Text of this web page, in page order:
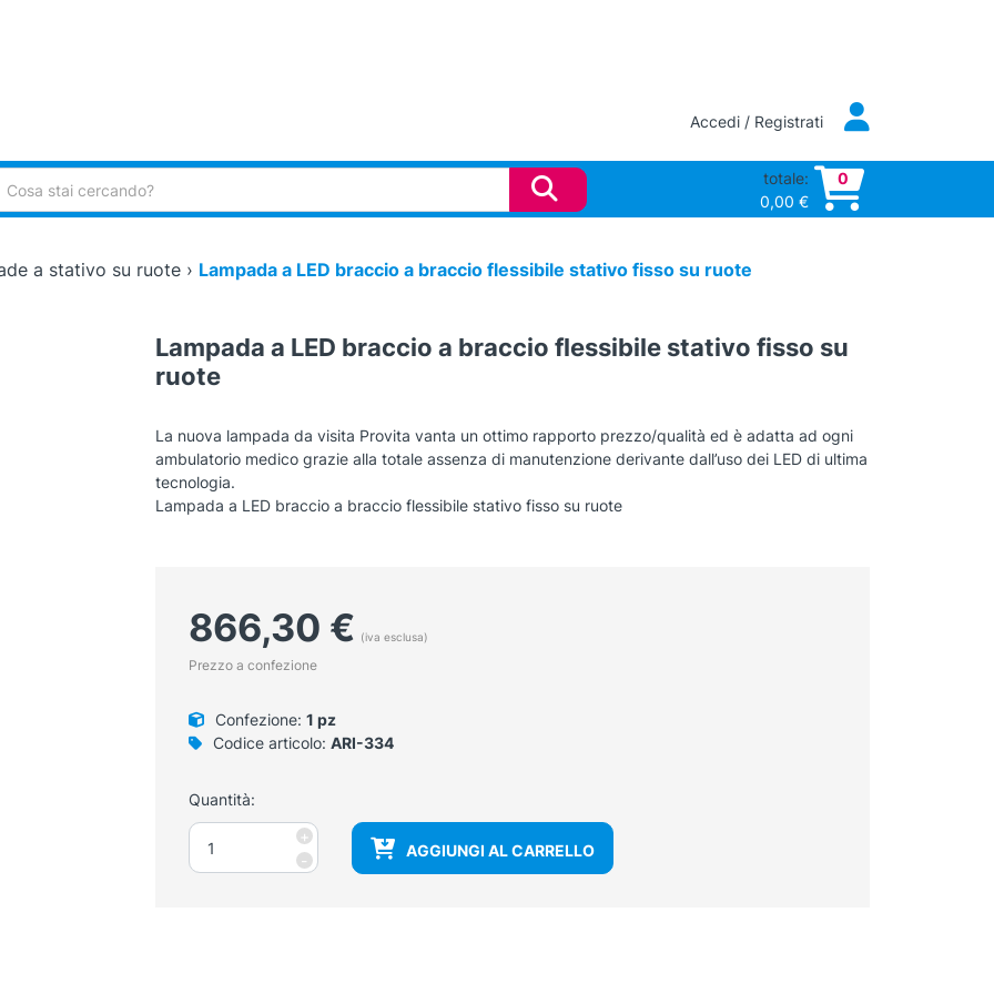
Accedi / Registrati
totale:
0,00 €
0
a stativo su ruote› Lampada a LED braccio a braccio flessibile stativo fisso su ruote
Lampada a LED braccio a braccio flessibile stativo fisso su
ruote
La nuova lampada da visita Provita vanta un ottimo rapporto prezzo/qualità ed è adatta ad ogni
ambulatorio medico grazie alla totale assenza di manutenzione derivante dall’uso dei LED di ultima
tecnologia.
Lampada a LED braccio a braccio flessibile stativo fisso su ruote
866,30 € (iva esclusa)
Prezzo a confezione
Confezione: 1 pz
Codice articolo: ARI-334
Quantità:
-
Lampada
LED
+
AGGIUNGI AL CARRELLO